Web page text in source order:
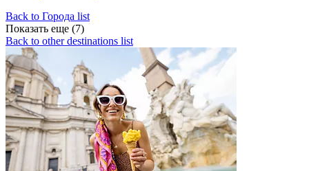
Back to Города list
Показать еще (7)
Back to other destinations list